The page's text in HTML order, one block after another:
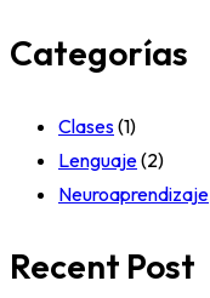
Categorías
Clases(1)
Lenguaje(2)
Neuroaprendizaje
Recent Post